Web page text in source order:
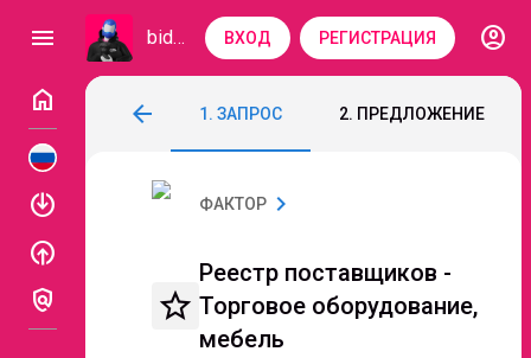
menu bidzaar ВХОД РЕГИСТРАЦИЯ
account_circle
home
enable
enable
policy
arrow_back
Реестр поставщиков - Торговое
1. ЗАПРОС 2. ПРЕДЛОЖЕНИЕ
ФАКТОР chevron_right
star_border
Реестр поставщиков -
Торговое оборудование,
мебель